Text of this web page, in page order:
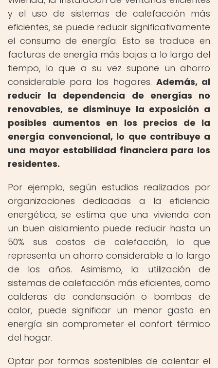
y el uso de sistemas de calefacción más
eficientes, se puede reducir significativamente
el consumo de energía. Esto se traduce en
facturas de energía más bajas a lo largo del
tiempo, lo que a su vez supone un ahorro
considerable para los hogares. Además, al
reducir la dependencia de energías no
renovables, se disminuye la exposición a
posibles aumentos en los precios de la
energía convencional, lo que contribuye a
una mayor estabilidad financiera para los
residentes.
Por ejemplo, según estudios realizados por
organizaciones dedicadas a la eficiencia
energética, se estima que una vivienda con
un buen aislamiento puede reducir hasta un
50% sus costos de calefacción, lo que
representa un ahorro considerable a lo largo
de los años. Asimismo, la utilización de
sistemas de calefacción más eficientes, como
calderas de condensación o bombas de
calor, puede significar un menor gasto en
energía sin comprometer el confort térmico
del hogar.
Optar por formas sostenibles de calentar el